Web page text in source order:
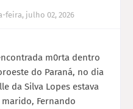
feira, julho 02, 2026
m0rta dentro
do Paraná, no dia
da Silva Lopes estava
Fernando